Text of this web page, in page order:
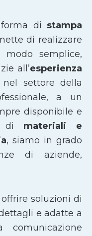
di stampa
di realizzare
semplice,
all’esperienza
settore della
a un
disponibile e
di materiali e
, siamo in grado
di aziende,
soluzioni di
e adatte a
comunicazione